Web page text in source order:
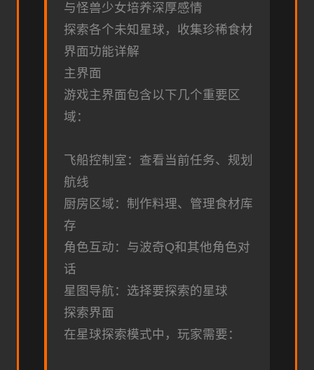
与怪兽少女培养深厚感情
探索各个未知星球，收集珍稀食材
界面功能详解
主界面
游戏主界面包含以下几个重要区
域：
飞船控制室：查看当前任务、规划
航线
厨房区域：制作料理、管理食材库
存
角色互动：与波奇Q和其他角色对
话
星图导航：选择要探索的星球
探索界面
在星球探索模式中，玩家需要：